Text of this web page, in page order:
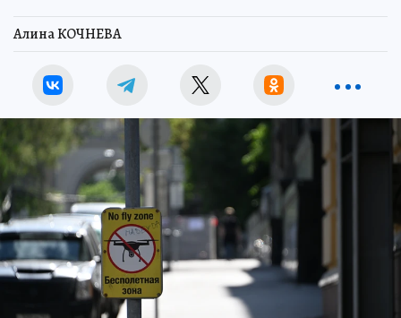
Алина КОЧНЕВА